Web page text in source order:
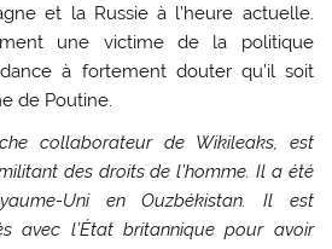
et la Russie à l’heure actuelle.
une victime de la politique
à fortement douter qu’il soit
de Poutine.
collaborateur de Wikileaks, est
des droits de l’homme. Il a été
Uni en Ouzbékistan.
Il est
avec l’État britannique pour avoir